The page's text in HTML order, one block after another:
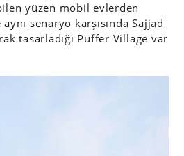
yüzen mobil evlerden
senaryo karşısında Sajjad
tasarladığı Puffer Village var